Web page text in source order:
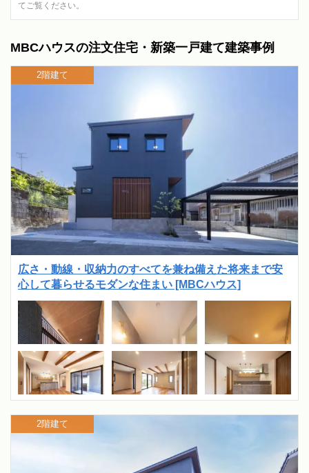
てご覧ください。
MBCハウスの注文住宅・新築一戸建て建築事例
広さ・動線・収納力のすべてを兼ね備えた将来まで安
心して暮らせるモダンな住まい [MBCハウス]
2階建て
2階建て